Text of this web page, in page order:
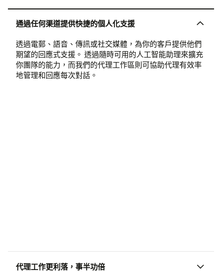
通過任何渠道提供快捷的個人化支援
透過電郵、語音、傳訊或社交媒體，為你的客戶提供他們
期望的回應式支援。 透過隨時可用的人工智能助理來擴充
你團隊的能力，而我們的代理工作區則可協助代理有效率
地管理和回應每次對話。
代理工作更利落，事半功倍